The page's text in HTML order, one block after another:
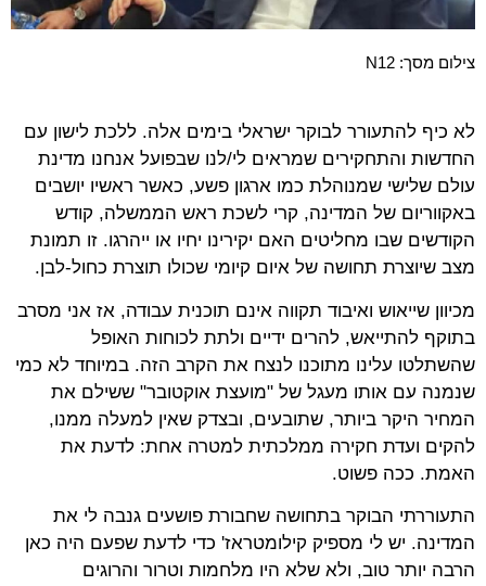
צילום מסך: N12
לא כיף להתעורר לבוקר ישראלי בימים אלה. ללכת לישון עם
החדשות והתחקירים שמראים לי/לנו שבפועל אנחנו מדינת
עולם שלישי שמנוהלת כמו ארגון פשע, כאשר ראשיו יושבים
באקווריום של המדינה, קרי לשכת ראש הממשלה, קודש
הקודשים שבו מחליטים האם יקירינו יחיו או ייהרגו. זו תמונת
מצב שיוצרת תחושה של איום קיומי שכולו תוצרת כחול-לבן.
מכיוון שייאוש ואיבוד תקווה אינם תוכנית עבודה, אז אני מסרב
בתוקף להתייאש, להרים ידיים ולתת לכוחות האופל
שהשתלטו עלינו מתוכנו לנצח את הקרב הזה. במיוחד לא כמי
שנמנה עם אותו מעגל של "מועצת אוקטובר" ששילם את
המחיר היקר ביותר, שתובעים, ובצדק שאין למעלה ממנו,
להקים ועדת חקירה ממלכתית למטרה אחת: לדעת את
האמת. ככה פשוט.
התעוררתי הבוקר בתחושה שחבורת פושעים גנבה לי את
המדינה. יש לי מספיק קילומטראז' כדי לדעת שפעם היה כאן
הרבה יותר טוב, ולא שלא היו מלחמות וטרור והרוגים